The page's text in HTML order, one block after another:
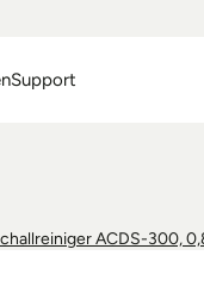
Support
ACDS-300,